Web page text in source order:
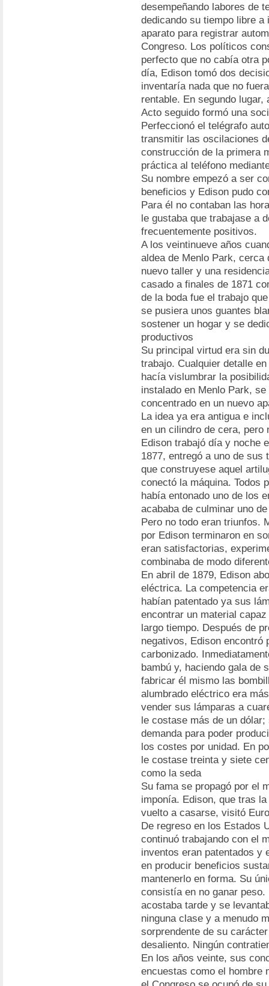
desempeñando labores de
dedicando su tiempo libre
aparato para registrar
Congreso. Los políticos
perfecto que no cabía otra
día, Edison tomó dos
inventaría nada que no
rentable. En segundo
Acto seguido formó una
Perfeccionó el telégrafo
transmitir las oscilaciones
construcción de la primera
práctica al teléfono
Su nombre empezó a ser
beneficios y Edison pudo
Para él no contaban las
le gustaba que trabajase a
frecuentemente positivos.
A los veintinueve años
aldea de Menlo Park,
nuevo taller y una
casado a finales de 1871
de la boda fue el trabajo
se pusiera unos guantes
sostener un hogar y se
productivos
Su principal virtud era sin
trabajo. Cualquier detalle
hacía vislumbrar la
instalado en Menlo Park,
concentrado en un nuevo
La idea ya era antigua e
en un cilindro de cera, pero
Edison trabajó día y noche
1877, entregó a uno de
que construyese aquel
conectó la máquina. Todos
había entonado uno de los
acababa de culminar uno
Pero no todo eran triunfos.
por Edison terminaron en
eran satisfactorias,
combinaba de modo
En abril de 1879, Edison
eléctrica. La competencia
habían patentado ya sus
encontrar un material
largo tiempo. Después de
negativos, Edison encontró
carbonizado.
bambú y, haciendo gala de
fabricar él mismo las
alumbrado eléctrico era
vender sus lámparas a
le costase más de un
demanda para poder
los costes por unidad. En
le costase treinta y siete
como la seda
Su fama se propagó por el
imponía. Edison, que tras
vuelto a casarse, visitó
De regreso en los Estados
continuó trabajando con el
inventos eran patentados y
en producir beneficios
mantenerlo en forma. Su
consistía en no ganar
acostaba tarde y se
ninguna clase y a menudo
sorprendente de su
desaliento. Ningún
En los años veinte, sus
encuestas como el hombre